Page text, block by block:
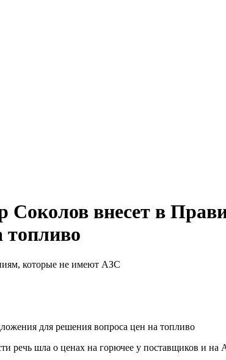
Соколов внесет в
топливо
которые не имеют АЗС
речь шла о ценах на горючее у поставщиков и на